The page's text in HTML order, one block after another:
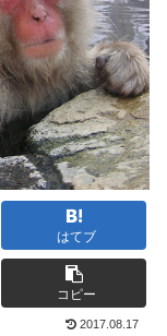
はてブ
コピー
2017.08.17